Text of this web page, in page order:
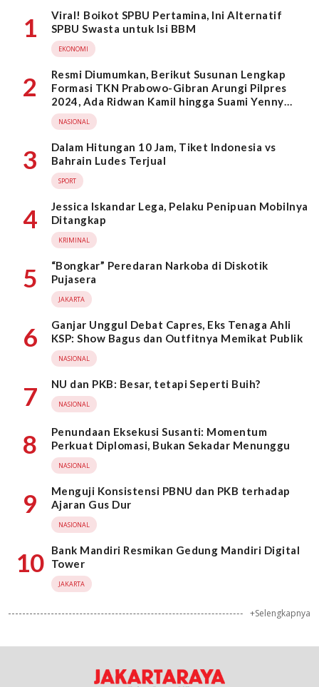
1
Viral! Boikot SPBU Pertamina, Ini Alternatif
SPBU Swasta untuk Isi BBM
EKONOMI
2
Resmi Diumumkan, Berikut Susunan Lengkap
Formasi TKN Prabowo-Gibran Arungi Pilpres
2024, Ada Ridwan Kamil hingga Suami Yenny
Wahid
NASIONAL
3
Dalam Hitungan 10 Jam, Tiket Indonesia vs
Bahrain Ludes Terjual
SPORT
4
Jessica Iskandar Lega, Pelaku Penipuan Mobilnya
Ditangkap
KRIMINAL
5
“Bongkar” Peredaran Narkoba di Diskotik
Pujasera
JAKARTA
6
Ganjar Unggul Debat Capres, Eks Tenaga Ahli
KSP: Show Bagus dan Outfitnya Memikat Publik
NASIONAL
7 NU dan PKB: Besar, tetapi Seperti Buih?
NASIONAL
8
Penundaan Eksekusi Susanti: Momentum
Perkuat Diplomasi, Bukan Sekadar Menunggu
NASIONAL
9
Menguji Konsistensi PBNU dan PKB terhadap
Ajaran Gus Dur
NASIONAL
10
Bank Mandiri Resmikan Gedung Mandiri Digital
Tower
JAKARTA
+Selengkapnya